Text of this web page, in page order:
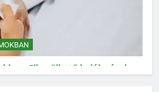
Elkerülhető halálozások